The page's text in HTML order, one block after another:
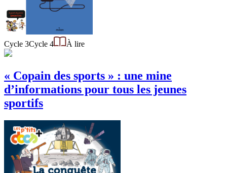
Cycle 3Cycle 4 À lire
« Copain des sports » : une mine
d’informations pour tous les jeunes
sportifs